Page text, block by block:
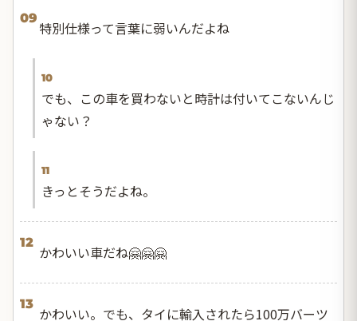
09
特別仕様って言葉に弱いんだよね
10
でも、この車を買わないと時計は付いてこないんじ
ゃない？
11
きっとそうだよね。
12
かわいい車だね🤗🤗🤗
13
かわいい。でも、タイに輸入されたら100万バーツ